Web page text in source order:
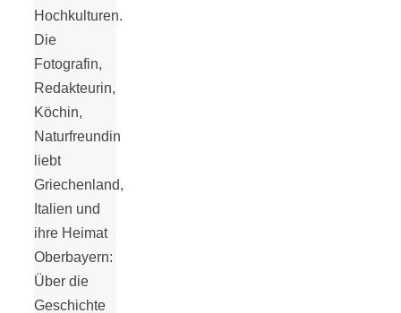
Hochkulturen.
Die
Fotografin,
Redakteurin,
Köchin,
Naturfreundin
liebt
Griechenland,
Italien und
ihre Heimat
Oberbayern:
Über die
Geschichte